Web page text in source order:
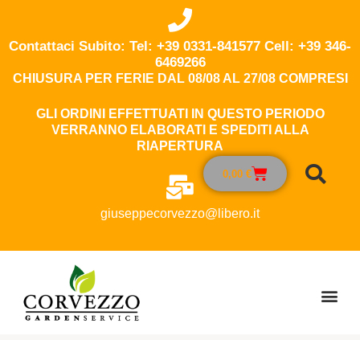
Contattaci Subito: Tel: +39 0331-841577 Cell: +39 346-
6469266
CHIUSURA PER FERIE DAL 08/08 AL 27/08 COMPRESI
GLI ORDINI EFFETTUATI IN QUESTO PERIODO
VERRANNO ELABORATI E SPEDITI ALLA
RIAPERTURA
giuseppecorvezzo@libero.it
0,00 €